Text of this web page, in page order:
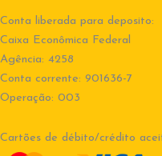
Conta liberada para deposito:
Caixa Econômica Federal
Agência: 4258
Conta corrente: 901636-7
Operação: 003
Cartões de débito/crédito